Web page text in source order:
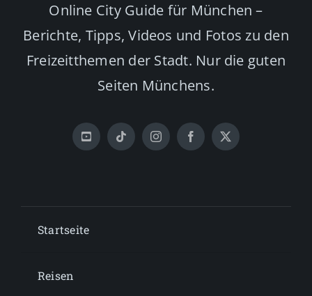
Online City Guide für München –
Berichte, Tipps, Videos und Fotos zu den
Freizeitthemen der Stadt. Nur die guten
Seiten Münchens.
Startseite
Reisen